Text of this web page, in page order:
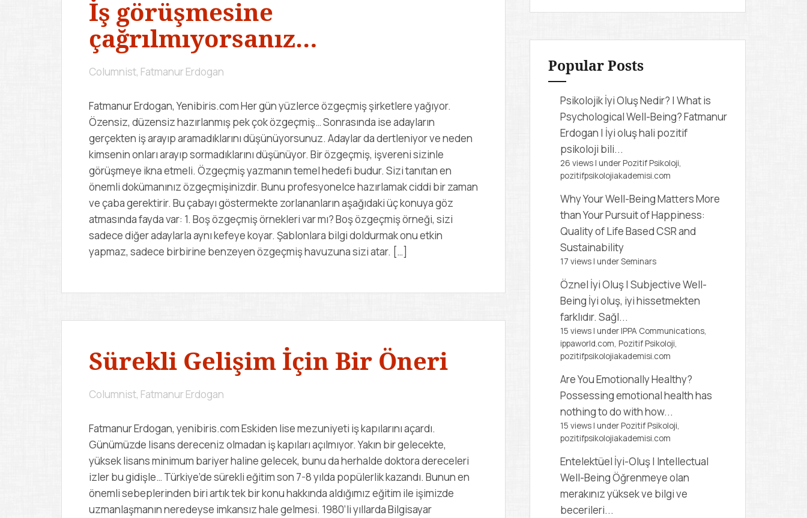
İş görüşmesine
çağrılmıyorsanız…
Columnist, Fatmanur Erdogan
Fatmanur Erdogan, Yenibiris.com Her gün yüzlerce özgeçmiş şirketlere yağıyor.
Özensiz, düzensiz hazırlanmış pek çok özgeçmiş… Sonrasında ise adayların
gerçekten iş arayıp aramadıklarını düşünüyorsunuz. Adaylar da dertleniyor ve neden
kimsenin onları arayıp sormadıklarını düşünüyor. Bir özgeçmiş, işvereni sizinle
görüşmeye ikna etmeli. Özgeçmiş yazmanın temel hedefi budur. Sizi tanıtan en
önemli dokümanınız özgeçmişinizdir. Bunu profesyonelce hazırlamak ciddi bir zaman
ve çaba gerektirir. Bu çabayı göstermekte zorlananların aşağıdaki üç konuya göz
atmasında fayda var: 1. Boş özgeçmiş örnekleri var mı? Boş özgeçmiş örneği, sizi
sadece diğer adaylarla aynı kefeye koyar. Şablonlara bilgi doldurmak onu etkin
yapmaz, sadece birbirine benzeyen özgeçmiş havuzuna sizi atar. […]
Sürekli Gelişim İçin Bir Öneri
Columnist, Fatmanur Erdogan
Fatmanur Erdogan, yenibiris.com Eskiden lise mezuniyeti iş kapılarını açardı.
Günümüzde lisans dereceniz olmadan iş kapıları açılmıyor. Yakın bir gelecekte,
yüksek lisans minimum bariyer haline gelecek, bunu da herhalde doktora dereceleri
izler bu gidişle… Türkiye’de sürekli eğitim son 7-8 yılda popülerlik kazandı. Bunun en
önemli sebeplerinden biri artık tek bir konu hakkında aldığımız eğitim ile işimizde
uzmanlaşmanın neredeyse imkansız hale gelmesi. 1980’li yıllarda Bilgisayar
r
f
o
Popular Posts
Psikolojik İyi Oluş Nedir? | What is
Psychological Well-Being?Fatmanur
Erdogan | İyi oluş hali pozitif
psikoloji bili...
26 views | under Pozitif Psikoloji,
pozitifpsikolojiakademisi.com
Why Your Well-Being Matters More
than Your Pursuit of Happiness:
Quality of Life Based CSR and
Sustainability
17 views | underSeminars
Öznel İyi Oluş | Subjective Well-
Being İyi oluş, iyi hissetmekten
farklıdır. Sağl...
15 views | under IPPA Communications,
ippaworld.com, Pozitif Psikoloji,
pozitifpsikolojiakademisi.com
Are You Emotionally Healthy?
Possessing emotional health has
nothing to do with how...
15 views | under Pozitif Psikoloji,
pozitifpsikolojiakademisi.com
Entelektüel İyi-Oluş | Intellectual
Well-BeingÖğrenmeye olan
merakınız yüksek ve bilgi ve
becerileri...